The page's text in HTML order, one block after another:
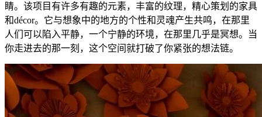
睛。该项目有许多有趣的元素，丰富的纹理，精心策划的家具
和décor。它与想象中的地方的个性和灵魂产生共鸣，在那里
人们可以陷入平静，一个宁静的环境，在那里几乎是冥想。当
你走进去的那一刻，这个空间就打破了你紧张的想法链。